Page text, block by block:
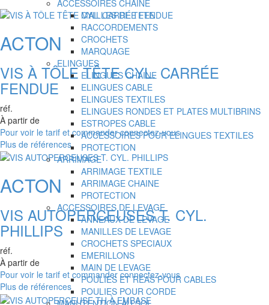
ACCESSOIRES CHAINE
MAILLES DE TETE
RACCORDEMENTS
CROCHETS
MARQUAGE
ELINGUES
ELINGUES CHAINE
ELINGUES CABLE
ELINGUES TEXTILES
ELINGUES RONDES ET PLATES MULTIBRINS
ESTROPES CABLE
ACCESSOIRES POUR ELINGUES TEXTILES
PROTECTION
ARRIMAGE
ARRIMAGE TEXTILE
ARRIMAGE CHAINE
PROTECTION
ACCESSOIRES DE LEVAGE
ANNEAUX DE LEVAGE
MANILLES DE LEVAGE
CROCHETS SPECIAUX
EMERILLONS
MAIN DE LEVAGE
POULIES ET REAS POUR CABLES
POULIES POUR CORDE
ACTON
VIS À TÔLE TÊTE CYL. CARRÉE
FENDUE
réf.
À partir de
Pour voir le tarif et commander connectez-vous
Plus de références
ACTON
VIS AUTOPERCEUSES T. CYL.
PHILLIPS
réf.
À partir de
Pour voir le tarif et commander connectez-vous
Plus de références